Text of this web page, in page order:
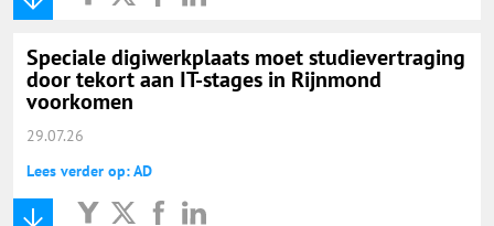
Speciale digiwerkplaats moet studievertraging
door tekort aan IT-stages in Rijnmond
voorkomen
29.07.26
Lees verder op: AD